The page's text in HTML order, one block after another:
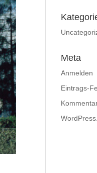
Meta
Anmelden
Eintrags-